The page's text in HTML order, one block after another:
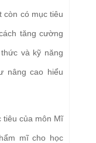
còn có mục tiêu
tăng cường
và kỹ năng
nâng cao hiểu
tiêu của môn Mĩ
mĩ cho học